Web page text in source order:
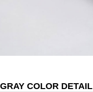
GRAY COLOR DETAIL